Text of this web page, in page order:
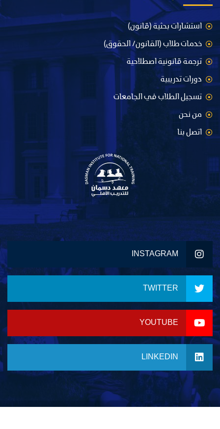
استشارات بحثية (قانون)
خدمات طلاب (القانون/ الحقوق)
ترجمة قانونية اصطلاحية
دورات تدريبية
تسجيل الطلاب في الجامعات
من نحن
اتصل بنا
INSTAGRAM
TWITTER
YOUTUBE
LINKEDIN